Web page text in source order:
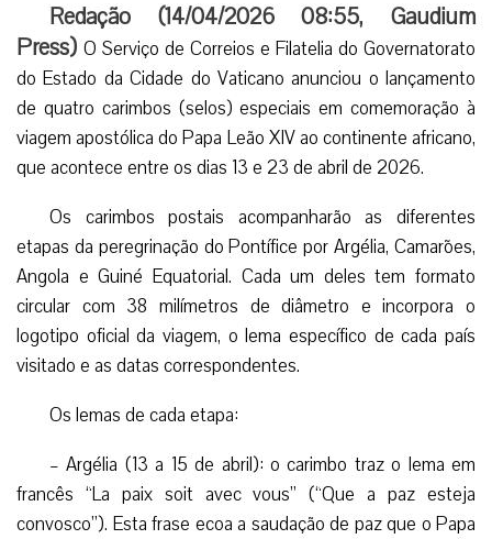
Redação (14/04/2026 08:55,Gaudium
Press) O Serviço de Correios e Filatelia do Governatorato
do Estado da Cidade do Vaticano anunciou o lançamento
de quatro carimbos (selos) especiais em comemoração à
viagem apostólica do Papa Leão XIV ao continente africano,
que acontece entre os dias 13 e 23 de abril de 2026.
Os carimbos postais acompanharão as diferentes
etapas da peregrinação do Pontífice por Argélia, Camarões,
Angola e Guiné Equatorial. Cada um deles tem formato
circular com 38 milímetros de diâmetro e incorpora o
logotipo oficial da viagem, o lema específico de cada país
visitado e as datas correspondentes.
Os lemas de cada etapa:
– Argélia (13 a 15 de abril): o carimbo traz o lema em
francês “La paix soit avec vous” (“Que a paz esteja
convosco”). Esta frase ecoa a saudação de paz que o Papa